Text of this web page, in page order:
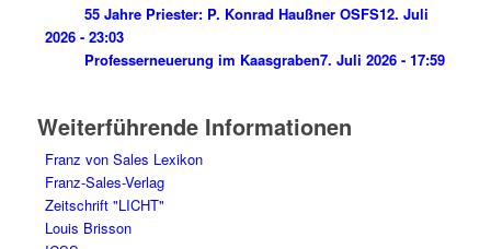
55 Jahre Priester: P. Konrad Haußner OSFS12. Juli
2026 - 23:03
Professerneuerung im Kaasgraben7. Juli 2026 - 17:59
Weiterführende Informationen
Franz von Sales Lexikon
Franz-Sales-Verlag
Zeitschrift "LICHT"
Louis Brisson